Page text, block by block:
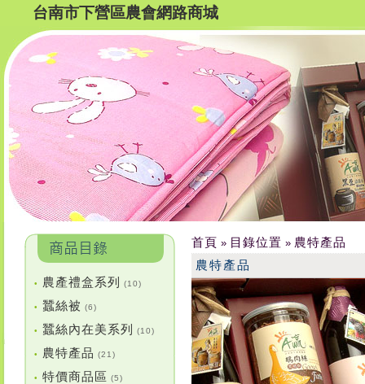
台南市下營區農會網路商城
• 農產禮盒系列 (10)
• 蠶絲被 (6)
• 蠶絲內在美系列 (10)
• 農特產品 (21)
• 特價商品區 (5)
首頁 » 目錄位置 » 農特產品
農特產品